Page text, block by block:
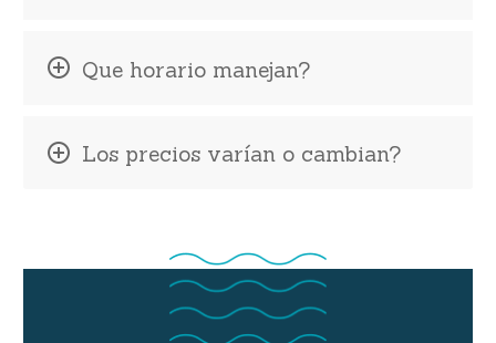
Que horario manejan?
Los precios varían o cambian?